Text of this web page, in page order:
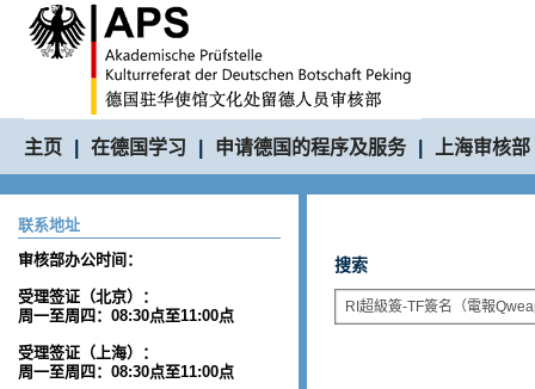
主页 在德国学习 申请德国的程序及服务 上海审核部
联系地址
审核部办公时间：
受理签证（北京）：
周一至周四：08:30点至11:00点
受理签证（上海）：
周一至周四：08:30点至11:00点
搜索